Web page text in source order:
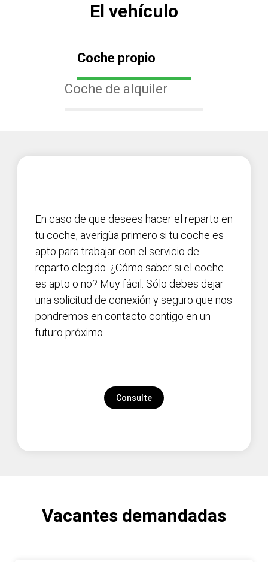
El vehículo
Coche propio
Coche de alquiler
En caso de que desees hacer el reparto en
tu coche, averigüa primero si tu coche es
apto para trabajar con el servicio de
reparto elegido. ¿Cómo saber si el coche
es apto o no? Muy fácil. Sólo debes dejar
una solicitud de conexión y seguro que nos
pondremos en contacto contigo en un
futuro próximo.
Consulte
Vacantes demandadas